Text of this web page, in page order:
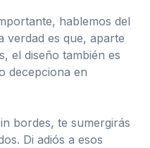
hablemos del
verdad es que, aparte
el diseño también es
decepciona en
bordes, te sumergirás
Di adiós a esos